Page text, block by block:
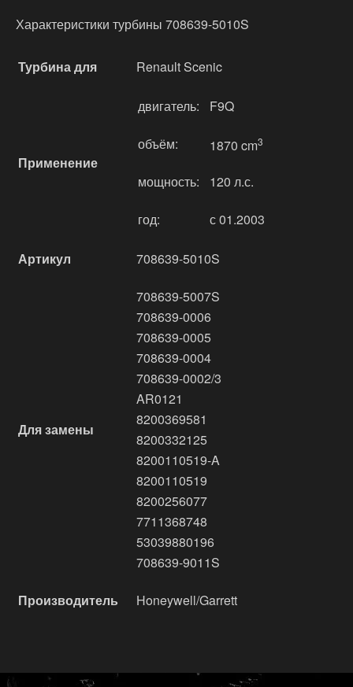
Характеристики турбины 708639-5010S
Турбина для Renault Scenic
Применение
двигатель: F9Q
объём: 1870 cm3
мощность: 120 л.с.
год: с 01.2003
Артикул 708639-5010S
Для замены
708639-5007S
708639-0006
708639-0005
708639-0004
708639-0002/3
AR0121
8200369581
8200332125
8200110519-A
8200110519
8200256077
7711368748
53039880196
708639-9011S
Производитель Honeywell/Garrett